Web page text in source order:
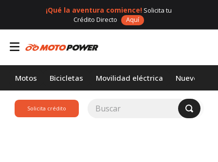
¡Qué la aventura comience! Solicita tu
Crédito Directo
Aquí
Motos Bicicletas Movilidad eléctrica Nuevos
Solicita crédito
Buscar